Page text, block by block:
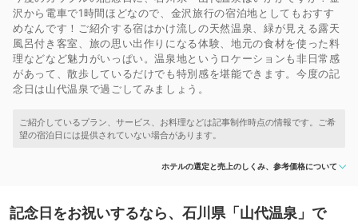
沢から電車で1時間ほどなので、金沢旅行の宿泊地としてもおすす
めなんです！ご紹介する宿はかけ流しの天然温泉、緑が見える露天
風呂付き客室、旅の思い出作りになる体験、地元の食材を使った料
理などなど魅力がいっぱい。温泉地というロケーションも非日常感
があって、散歩しているだけでも特別感を堪能できます。今度の記
念日は山代温泉で過ごしてみましょう。
ホテルの選定と売上のしくみ、参考価格について
記念日をお祝いするなら、石川県「山代温泉」で